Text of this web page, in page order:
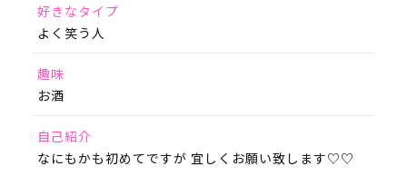
好きなタイプ
よく笑う人
趣味
お酒
自己紹介
なにもかも初めてですが 宜しくお願い致します♡♡